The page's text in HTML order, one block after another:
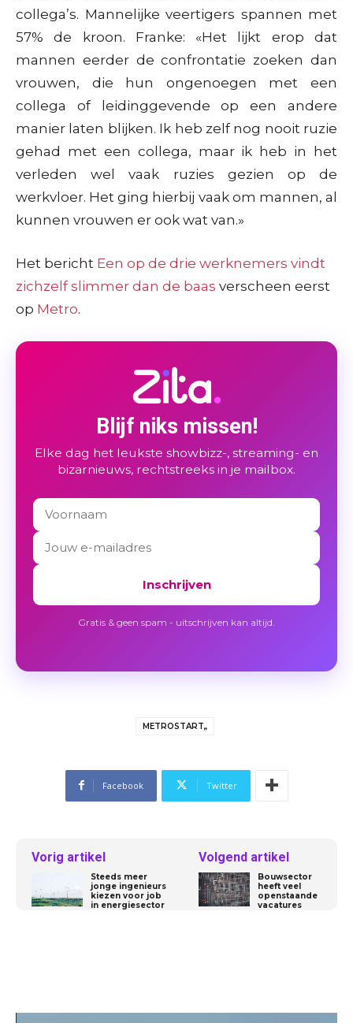
collega’s. Mannelijke veertigers spannen met
57% de kroon. Franke: «Het lijkt erop dat
mannen eerder de confrontatie zoeken dan
vrouwen, die hun ongenoegen met een
collega of leidinggevende op een andere
manier laten blijken. Ik heb zelf nog nooit ruzie
gehad met een collega, maar ik heb in het
verleden wel vaak ruzies gezien op de
werkvloer. Het ging hierbij vaak om mannen, al
kunnen vrouwen er ook wat van.»
Het bericht Een op de drie werknemers vindt
zichzelf slimmer dan de baas verscheen eerst
op Metro.
Blijf niks missen!
Elke dag het leukste showbizz-, streaming- en
bizarnieuws, rechtstreeks in je mailbox.
Inschrijven
Gratis & geen spam - uitschrijven kan altijd.
METROSTART,,
Facebook Twitter
Vorig artikel
Steeds meer
jonge ingenieurs
kiezen voor job
in energiesector
Volgend artikel
Bouwsector
heeft veel
openstaande
vacatures